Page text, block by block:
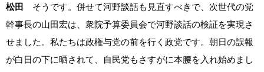
松田 そうです。併せて河野談話も見直すべきで、次世代の党
幹事長の山田宏は、衆院予算委員会で河野談話の検証を実現さ
せました。私たちは政権与党の前を行く政党です。朝日の誤報
が白日の下に晒されて、自民党もさすがに本腰を入れ始めまし